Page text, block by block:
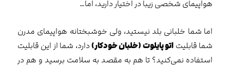
هواپیمای شخصی زیبا در اختیار دارید، اما…
اما شما خلبانی بلد نیستید، ولی خوشبختانه هواپیمای مدرن
شما قابلیت اتو پایلوت (خلبان خودکار)دارد، شما از این قابلیت
استفاده نمی‌کنید؟ تا هم به مقصد به سلامت برسید و هم در